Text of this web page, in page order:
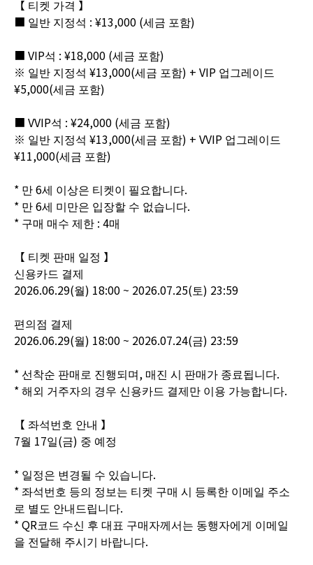
【 티켓 가격 】
■ 일반 지정석 : ¥13,000 (세금 포함)
■ VIP석 : ¥18,000 (세금 포함)
※ 일반 지정석 ¥13,000(세금 포함) + VIP 업그레이드
¥5,000(세금 포함)
■ VVIP석 : ¥24,000 (세금 포함)
※ 일반 지정석 ¥13,000(세금 포함) + VVIP 업그레이드
¥11,000(세금 포함)
* 만 6세 이상은 티켓이 필요합니다.
* 만 6세 미만은 입장할 수 없습니다.
* 구매 매수 제한 : 4매
【 티켓 판매 일정 】
신용카드 결제
2026.06.29(월) 18:00 ~ 2026.07.25(토) 23:59
편의점 결제
2026.06.29(월) 18:00 ~ 2026.07.24(금) 23:59
* 선착순 판매로 진행되며, 매진 시 판매가 종료됩니다.
* 해외 거주자의 경우 신용카드 결제만 이용 가능합니다.
【 좌석번호 안내 】
7월 17일(금) 중 예정
* 일정은 변경될 수 있습니다.
* 좌석번호 등의 정보는 티켓 구매 시 등록한 이메일 주소
로 별도 안내드립니다.
* QR코드 수신 후 대표 구매자께서는 동행자에게 이메일
을 전달해 주시기 바랍니다.